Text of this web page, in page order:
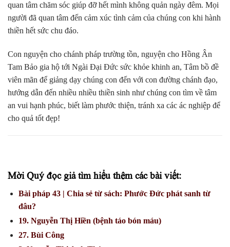
quan tâm chăm sóc giúp đỡ hết mình không quản ngày đêm. Mọi
người đã quan tâm đến cảm xúc tình cảm của chúng con khi hành
thiền hết sức chu đáo.
Con nguyện cho chánh pháp trường tồn, nguyện cho Hồng Ân
Tam Bảo gia hộ tới Ngài Đại Đức sức khỏe khinh an, Tâm bồ đề
viên mãn để giảng dạy chúng con đến với con đường chánh đạo,
hướng dẫn đến nhiều nhiều thiền sinh như chúng con tìm về tâm
an vui hạnh phúc, biết làm phước thiện, tránh xa các ác nghiệp để
cho quả tốt đẹp!
Mời Quý đọc giả tìm hiểu thêm các bài viết:
Bài pháp 43 | Chia sẻ từ sách: Phước Đức phát sanh từ
đâu?
19. Nguyễn Thị Hiền (bệnh táo bón máu)
27. Bùi Công